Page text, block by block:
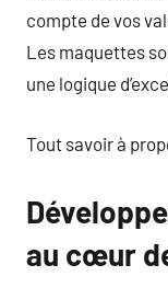
compte de vos
Les maquettes
une logique
Tout savoir à
au cœur